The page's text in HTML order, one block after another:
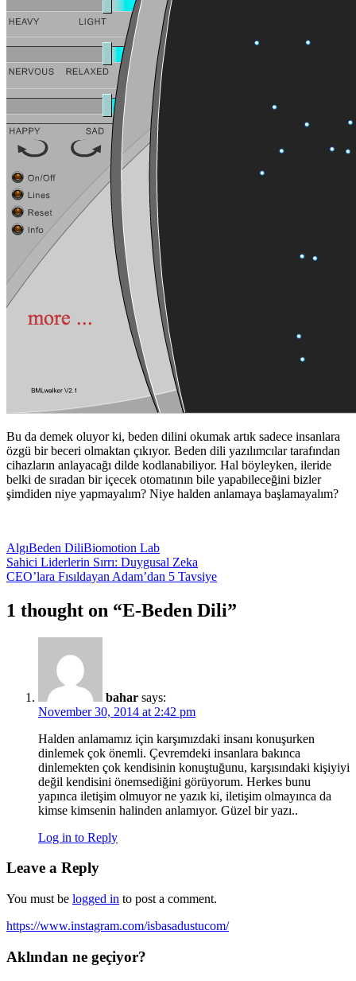
Bu da demek oluyor ki, beden dilini okumak artık sadece insanlara
özgü bir beceri olmaktan çıkıyor. Beden dili yazılımcılar tarafından
cihazların anlayacağı dilde kodlanabiliyor. Hal böyleyken, ileride
belki de sıradan bir içecek otomatının bile yapabileceğini bizler
şimdiden niye yapmayalım? Niye halden anlamaya başlamayalım?
AlgıBeden DiliBiomotion Lab
Post
navigation
Sahici Liderlerin Sırrı: Duygusal Zeka
CEO’lara Fısıldayan Adam’dan 5 Tavsiye
1 thought on “E-Beden Dili”
bahar says:
November 30, 2014 at 2:42 pm
Halden anlamamız için karşımızdaki insanı konuşurken
dinlemek çok önemli. Çevremdeki insanlara bakınca
dinlemekten çok kendisinin konuştuğunu, karşısındaki kişiyiyi
değil kendisini önemsediğini görüyorum. Herkes bunu
yapınca iletişim olmuyor ne yazık ki, iletişim olmayınca da
kimse kimsenin halinden anlamıyor. Güzel bir yazı..
Log in to Reply
Leave a Reply
You must be logged in to post a comment.
https://www.instagram.com/isbasadustucom/
Aklından ne geçiyor?